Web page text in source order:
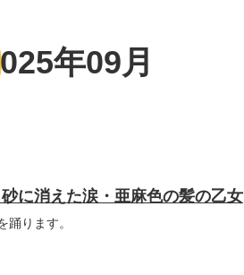
年09月
消えた涙・亜麻色の髪の乙女
ります。